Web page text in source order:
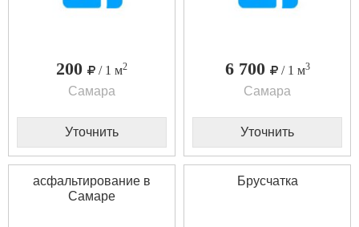
200 / 1 м2
Самара
Уточнить
6 700 / 1 м3
Самара
Уточнить
асфальтирование в
Самаре
Брусчатка